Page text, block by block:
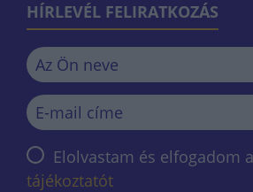
HÍRLEVÉL FELIRATKOZÁS
Elolvastam és elfogadom
tájékoztatót